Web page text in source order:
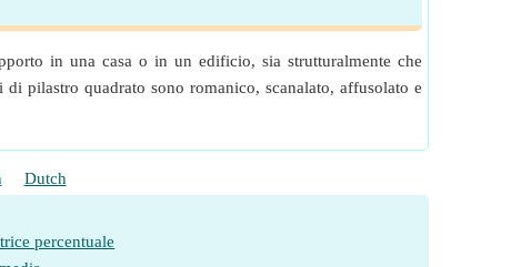
in una casa o in un edificio, sia strutturalmente che
pilastro quadrato sono romanico, scanalato, affusolato e
Dutch
percentuale